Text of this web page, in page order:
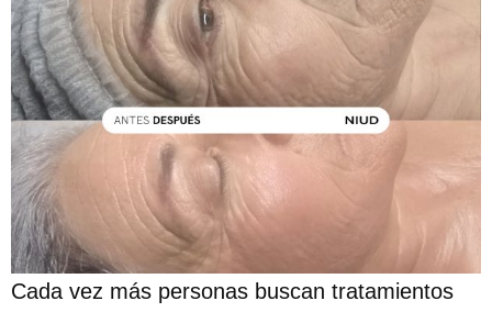
Cada vez más personas buscan tratamientos